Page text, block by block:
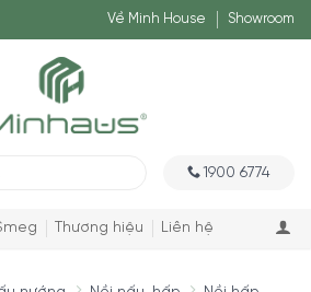
Về Minh House Showroom
1900 6774
Thương hiệu Liên hệ